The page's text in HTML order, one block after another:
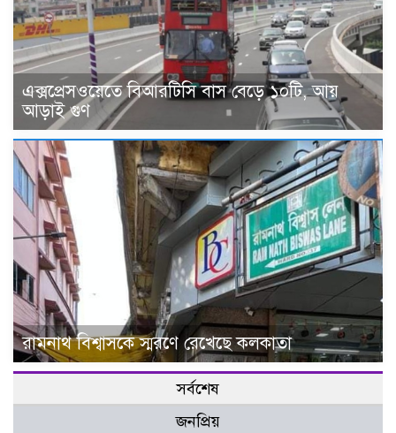
এক্সপ্রেসওয়েতে বিআরটিসি বাস বেড়ে ১০টি, আয়
আড়াই গুণ
রামনাথ বিশ্বাসকে স্মরণে রেখেছে কলকাতা
সর্বশেষ
জনপ্রিয়